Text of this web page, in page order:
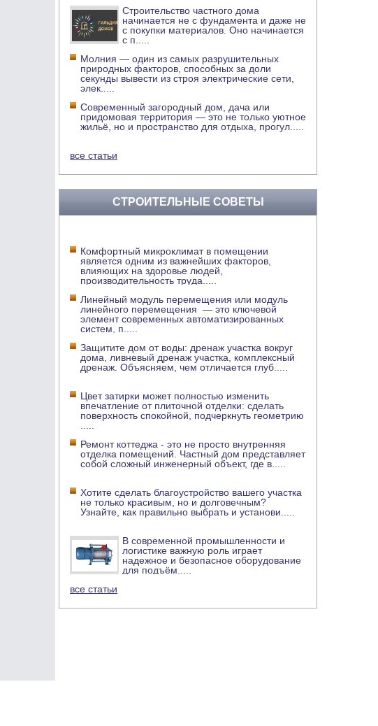
Строительство частного дома
начинается не с фундамента и даже не
с покупки материалов. Оно начинается
с п
Молния — один из самых разрушительных
природных факторов, способных за доли
секунды вывести из строя электрические сети,
элек
Современный загородный дом, дача или
придомовая территория — это не только уютное
жильё, но и пространство для отдыха, прогул
все статьи
СТРОИТЕЛЬНЫЕ СОВЕТЫ
Комфортный микроклимат в помещении
является одним из важнейших факторов,
влияющих на здоровье людей,
производительность труда
Линейный модуль перемещения или модуль
линейного перемещения — это ключевой
элемент современных автоматизированных
систем, п
Защитите дом от воды: дренаж участка вокруг
дома, ливневый дренаж участка, комплексный
дренаж. Объясняем, чем отличается глуб
Цвет затирки может полностью изменить
впечатление от плиточной отделки: сделать
поверхность спокойной, подчеркнуть геометрию
Ремонт коттеджа - это не просто внутренняя
отделка помещений. Частный дом представляет
собой сложный инженерный объект, где в
Хотите сделать благоустройство вашего участка
не только красивым, но и долговечным?
Узнайте, как правильно выбрать и установи
В современной промышленности и
логистике важную роль играет
надежное и безопасное оборудование
для подъём
все статьи